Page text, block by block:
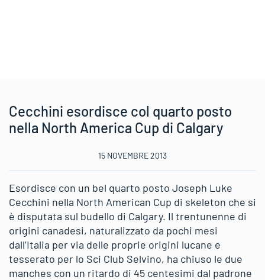
Cecchini esordisce col quarto posto
nella North America Cup di Calgary
15 NOVEMBRE 2013
Esordisce con un bel quarto posto Joseph Luke
Cecchini nella North American Cup di skeleton che si
è disputata sul budello di Calgary. Il trentunenne di
origini canadesi, naturalizzato da pochi mesi
dall’Italia per via delle proprie origini lucane e
tesserato per lo Sci Club Selvino, ha chiuso le due
manches con un ritardo di 45 centesimi dal padrone